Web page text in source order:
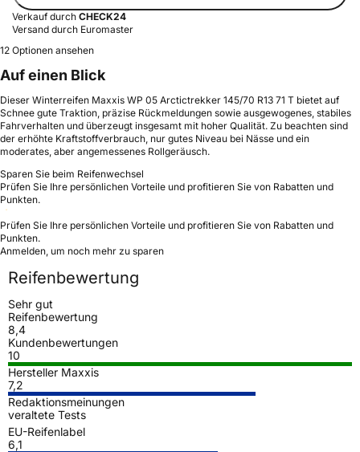
Verkauf durch CHECK24
Versand durch Euromaster
12 Optionen ansehen
Auf einen Blick
Dieser Winterreifen Maxxis WP 05 Arctictrekker 145/70 R13 71 T bietet auf
Schnee gute Traktion, präzise Rückmeldungen sowie ausgewogenes, stabiles
Fahrverhalten und überzeugt insgesamt mit hoher Qualität. Zu beachten sind
der erhöhte Kraftstoffverbrauch, nur gutes Niveau bei Nässe und ein
moderates, aber angemessenes Rollgeräusch.
Sparen Sie beim Reifenwechsel
Prüfen Sie Ihre persönlichen Vorteile und profitieren Sie von Rabatten und
Punkten.
Prüfen Sie Ihre persönlichen Vorteile und profitieren Sie von Rabatten und
Punkten.
Anmelden, um noch mehr zu sparen
Reifenbewertung
Sehr gut
Reifenbewertung
8,4
Kundenbewertungen
10
Hersteller Maxxis
7,2
Redaktionsmeinungen
veraltete Tests
EU-Reifenlabel
6,1